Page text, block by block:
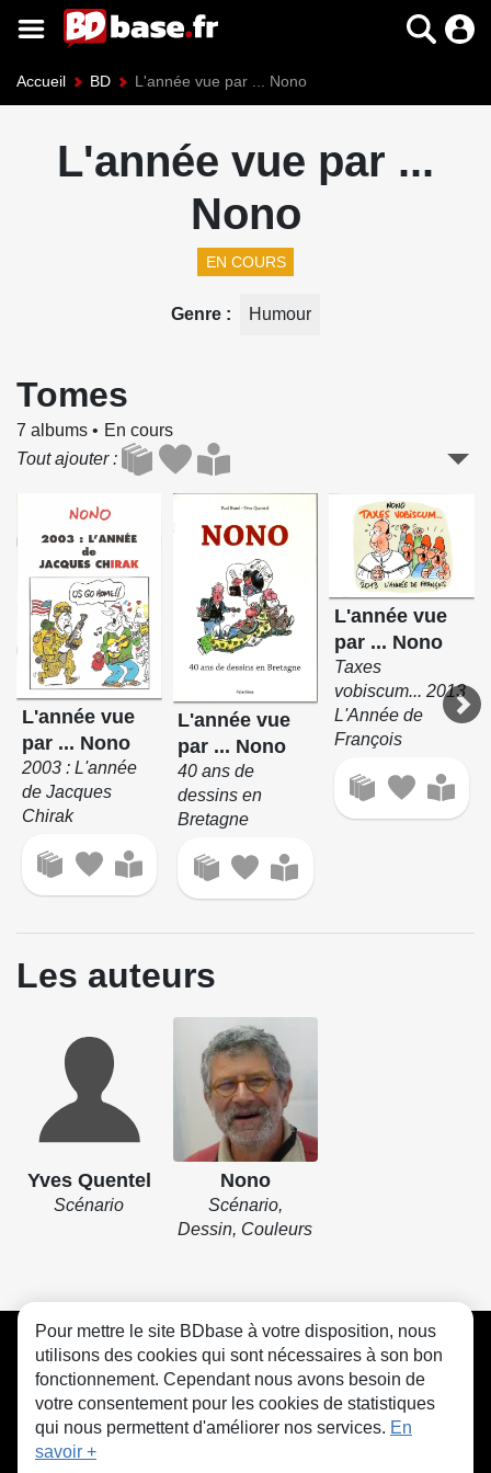
Accueil BD L'année vue par ... Nono
L'année vue par ...
Nono
EN COURS
Genre Humour
Tomes
7 albums
En cours
Tout ajouter
L'année vue
par ... Nono
2003 : L'année
de Jacques
Chirak
L'année vue
par ... Nono
40 ans de
dessins en
Bretagne
L'année vue
par ... Nono
Taxes
vobiscum... 2013
L'Année de
François
Les auteurs
Yves Quentel
Scénario
Nono
Scénario,
Dessin, Couleurs
CGU FAQ Contact Cookies
Pour mettre le site BDbase à votre disposition, nous
utilisons des cookies qui sont nécessaires à son bon
fonctionnement. Cependant nous avons besoin de
votre consentement pour les cookies de statistiques
qui nous permettent d'améliorer nos services. En
savoir +